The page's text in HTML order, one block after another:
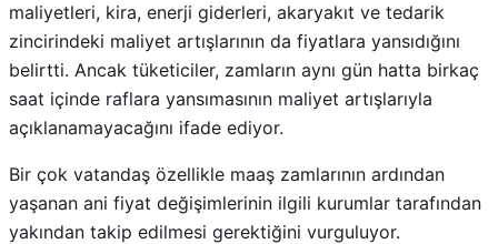
maliyetleri, kira, enerji giderleri, akaryakıt ve tedarik
zincirindeki maliyet artışlarının da fiyatlara yansıdığını
belirtti. Ancak tüketiciler, zamların aynı gün hatta birkaç
saat içinde raflara yansımasının maliyet artışlarıyla
açıklanamayacağını ifade ediyor.
Bir çok vatandaş özellikle maaş zamlarının ardından
yaşanan ani fiyat değişimlerinin ilgili kurumlar tarafından
yakından takip edilmesi gerektiğini vurguluyor.